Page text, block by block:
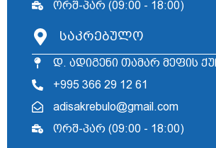
ორშ-პარ (09:00 - 18:00)
საკრებულო
დ. ადიგენი თამარ მეფის
+995 366 29 12 61
adisakrebulo@gmail.com
ორშ-პარ (09:00 - 18:00)